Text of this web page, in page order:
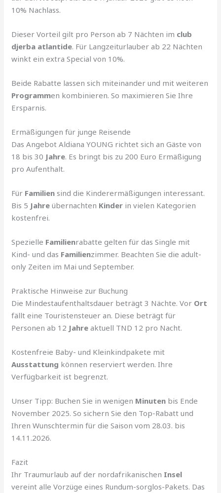
10% Nachlass.
Dieser Vorteil gilt pro Person ab 7 Nächten im club
djerba atlantide. Für Langzeiturlauber ab 22 Nächten
winkt ein extra Special von 10%.
Beide Rabatte lassen sich miteinander und mit weiteren
Programmen kombinieren. So maximieren Sie Ihre
Ersparnis.
Ermäßigungen für junge Reisende
Das Angebot Aldiana YOUNG richtet sich an Gäste von
18 bis 30 Jahre. Es bringt bis zu 200 Euro Ermäßigung
pro Aufenthalt.
Für Familien sind die Kinderermäßigungen interessant.
Bis 5 Jahre übernachten Kinder in vielen Kategorien
kostenfrei.
Spezielle Familienrabatte gelten für das Single mit
Kind- und das Familienzimmer. Beachten Sie die adult-
only Zeiten im Mai und September.
Praktische Hinweise zur Buchung
Die Mindestaufenthaltsdauer beträgt 3 Nächte. Vor Ort
fällt eine Touristensteuer an. Diese beträgt für
Personen ab 12 Jahre aktuell TND 12 pro Nacht.
Kostenfreie Baby- und Kleinkindpakete mit
Ausstattung können reserviert werden. Ihre
Verfügbarkeit ist begrenzt.
Unser Tipp: Buchen Sie in wenigen Minuten bis Ende
November 2025. So sichern Sie den Top-Rabatt und
Ihren Wunschtermin für die Saison vom 28.03. bis
14.11.2026.
Fazit
Ihr Traumurlaub auf der nordafrikanischen Insel
vereint alle Vorzüge eines Rundum-sorglos-Pakets. Das